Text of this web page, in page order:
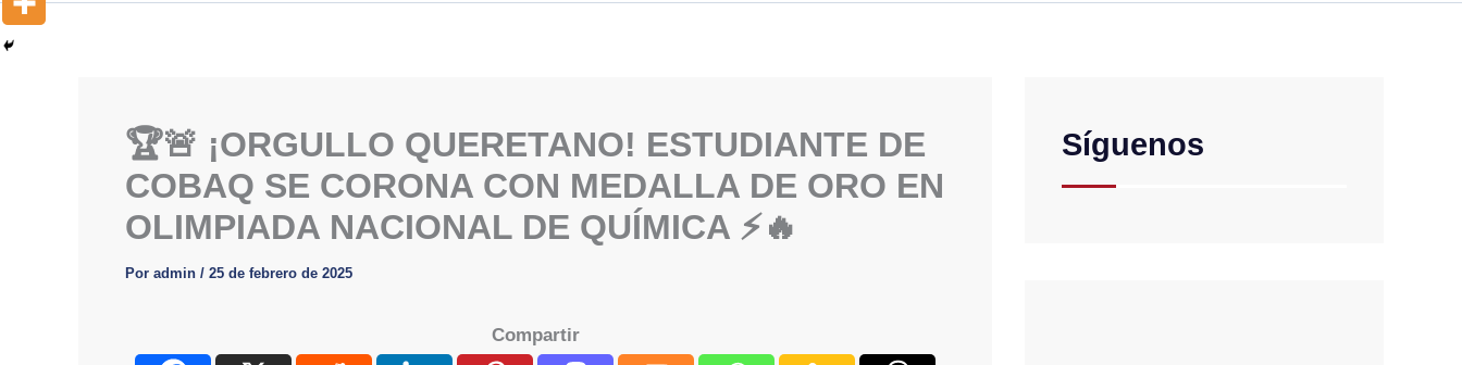
🏆🚨 ¡ORGULLO QUERETANO! ESTUDIANTE DE
COBAQ SE CORONA CON MEDALLA DE ORO EN
OLIMPIADA NACIONAL DE QUÍMICA ⚡🔥
Por admin / 25 de febrero de 2025
Compartir
Síguenos